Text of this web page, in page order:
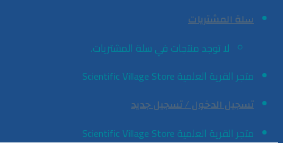
Skip سلة المشتريات
لا توجد منتجات في سلة المشتريات.
متجر القرية العلمية Scientific Village Store
تسجيل الدخول / تسجيل جديد
متجر القرية العلمية Scientific Village Store